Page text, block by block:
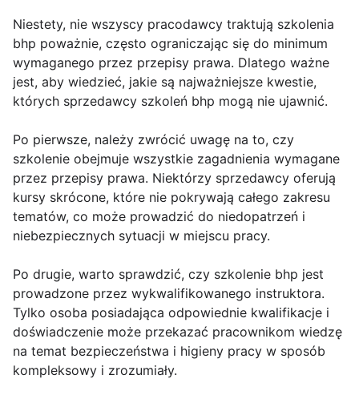
Niestety, nie wszyscy pracodawcy traktują szkolenia
bhp poważnie, często ograniczając się do minimum
wymaganego przez przepisy prawa. Dlatego ważne
jest, aby wiedzieć, jakie są najważniejsze kwestie,
których sprzedawcy szkoleń bhp mogą nie ujawnić.
Po pierwsze, należy zwrócić uwagę na to, czy
szkolenie obejmuje wszystkie zagadnienia wymagane
przez przepisy prawa. Niektórzy sprzedawcy oferują
kursy skrócone, które nie pokrywają całego zakresu
tematów, co może prowadzić do niedopatrzeń i
niebezpiecznych sytuacji w miejscu pracy.
Po drugie, warto sprawdzić, czy szkolenie bhp jest
prowadzone przez wykwalifikowanego instruktora.
Tylko osoba posiadająca odpowiednie kwalifikacje i
doświadczenie może przekazać pracownikom wiedzę
na temat bezpieczeństwa i higieny pracy w sposób
kompleksowy i zrozumiały.